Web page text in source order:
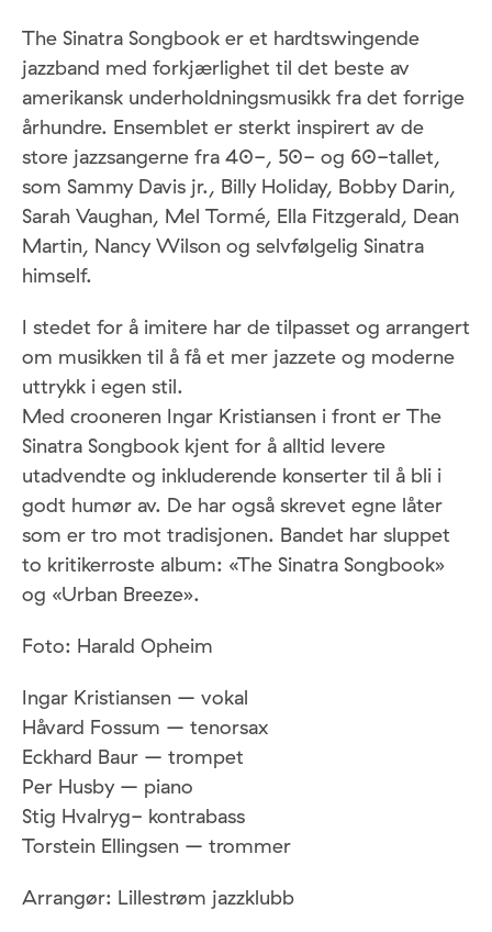
The Sinatra Songbook er et hardtswingende
jazzband med forkjærlighet til det beste av
amerikansk underholdningsmusikk fra det forrige
århundre. Ensemblet er sterkt inspirert av de
store jazzsangerne fra 40-, 50- og 60-tallet,
som Sammy Davis jr., Billy Holiday, Bobby Darin,
Sarah Vaughan, Mel Tormé, Ella Fitzgerald, Dean
Martin, Nancy Wilson og selvfølgelig Sinatra
himself.
I stedet for å imitere har de tilpasset og arrangert
om musikken til å få et mer jazzete og moderne
uttrykk i egen stil.
Med crooneren Ingar Kristiansen i front er The
Sinatra Songbook kjent for å alltid levere
utadvendte og inkluderende konserter til å bli i
godt humør av. De har også skrevet egne låter
som er tro mot tradisjonen. Bandet har sluppet
to kritikerroste album: «The Sinatra Songbook»
og «Urban Breeze».
Foto: Harald Opheim
Ingar Kristiansen – vokal
Håvard Fossum – tenorsax
Eckhard Baur – trompet
Per Husby – piano
Stig Hvalryg- kontrabass
Torstein Ellingsen – trommer
Arrangør: Lillestrøm jazzklubb